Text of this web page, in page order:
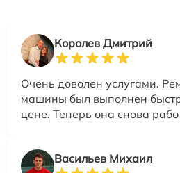
Королев Дмитрий
Очень доволен услугами.
машины был выполнен
цене. Теперь она снова
Васильев Михаил